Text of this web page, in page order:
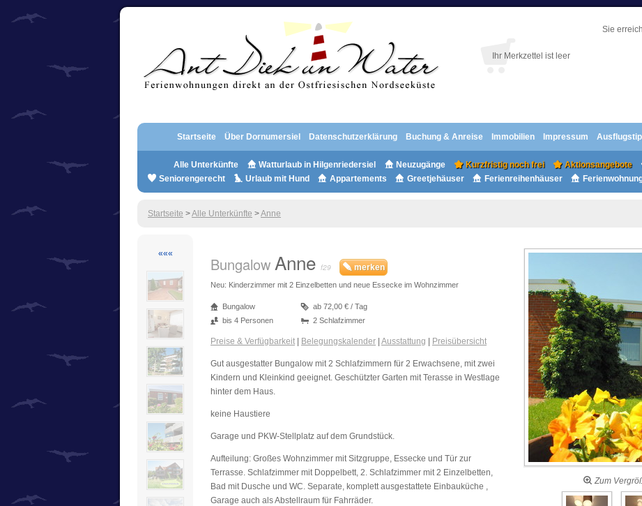
Ihr Merkzettel ist leer
Sie
Startseite Über Dornumersiel Datenschutzerklärung Buchung & Anreise Immobilien Impressum
Alle Unterkünfte Watturlaub in Hilgenriedersiel Neuzugänge Kurzfristig noch frei Aktionsangebote
Seniorengerecht
Urlaub mit Hund Appartements Greetjehäuser Ferienreihenhäuser
Startseite >Alle Unterkünfte >Anne
«««
Bungalow Anne f29 merken
Neu: Kinderzimmer mit 2 Einzelbetten und neue Essecke im Wohnzimmer
Bungalow
bis 4 Personen
ab 72,00 € / Tag
2 Schlafzimmer
Preise & Verfügbarkeit Belegungskalender Ausstattung Preisübersicht
Gut ausgestatter Bungalow mit 2 Schlafzimmern für 2 Erwachsene, mit zwei
Kindern und Kleinkind geeignet. Geschützter Garten mit Terasse in Westlage
hinter dem Haus.
keine Haustiere
Garage und PKW-Stellplatz auf dem Grundstück.
Aufteilung: Großes Wohnzimmer mit Sitzgruppe, Essecke und Tür zur
Terrasse. Schlafzimmer mit Doppelbett, 2. Schlafzimmer mit 2 Einzelbetten,
Bad mit Dusche und WC. Separate, komplett ausgestattete Einbauküche ,
Garage auch als Abstellraum für Fahrräder.
Zum